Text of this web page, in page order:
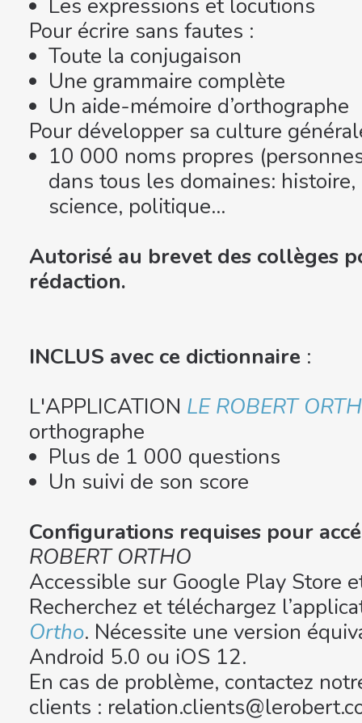
Les expressions et locutions
Pour écrire sans fautes :
Toute la conjugaison
Une grammaire complète
Un aide-mémoire d’orthographe
Pour développer sa culture
10 000 noms propres
dans tous les domaines:
science, politique…
Autorisé au brevet des collèges
rédaction.
INCLUS avec ce dictionnaire :
L'APPLICATION LE ROBERT
orthographe
Plus de 1 000 questions
Un suivi de son score
Configurations requises pour
ROBERT ORTHO
Accessible sur Google Play Store
Recherchez et téléchargez
Ortho. Nécessite une version
Android 5.0 ou iOS 12.
En cas de problème, contactez
clients :